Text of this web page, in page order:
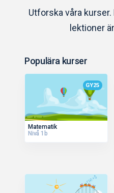
Utforska våra kurser.
lektioner
Populära kurser
GY25
Matematik
Nivå 1b